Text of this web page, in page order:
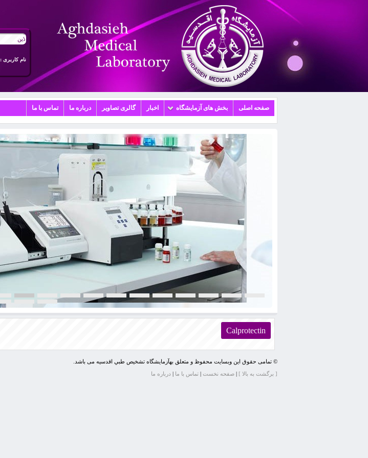
ورود به سیستم جوابدهی آنلاین
نام کاربری :
صفحه اصلی بخش های آزمایشگاه اخبار گالری تصاویر درباره ما تماس با ما
Calprotectin
© تمامی حقوق این وبسایت محفوظ و متعلق بهآزمايشگاه تشخيص طبي اقدسيه می باشد.
[ برگشت به بالا ] | صفحه نخست | تماس با ما | درباره ما